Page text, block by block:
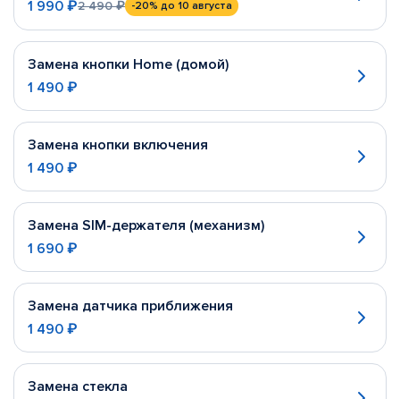
1 990 ₽2 490 ₽ -20% до 10 августа
Замена кнопки Home (домой)
1 490 ₽
Замена кнопки включения
1 490 ₽
Замена SIM-держателя (механизм)
1 690 ₽
Замена датчика приближения
1 490 ₽
Замена стекла